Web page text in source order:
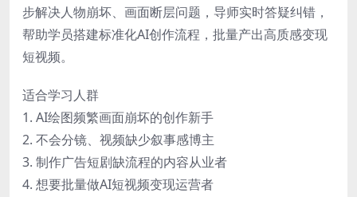
步解决人物崩坏、画面断层问题，导师实时答疑纠错，
帮助学员搭建标准化AI创作流程，批量产出高质感变现
短视频。
适合学习人群
1. AI绘图频繁画面崩坏的创作新手
2. 不会分镜、视频缺少叙事感博主
3. 制作广告短剧缺流程的内容从业者
4. 想要批量做AI短视频变现运营者